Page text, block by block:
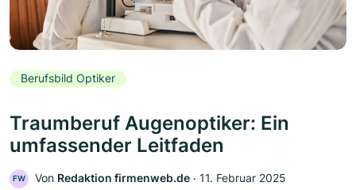
Berufsbild Optiker
Traumberuf Augenoptiker: Ein
umfassender Leitfaden
FW Von Redaktion firmenweb.de ‧ 11. Februar 2025